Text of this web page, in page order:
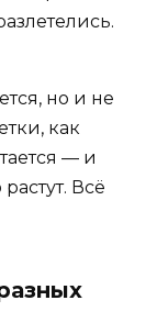
но и не
как
— и
Всё